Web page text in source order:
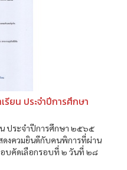
ยน ประจำปีการศึกษา
น ประจำปีการศึกษา ๒๕๖๕
ดงควมยินดีกับคนพิการที่ผ่าน
บคัดเลือกรอบที่ ๒ วันที่ ๒๘